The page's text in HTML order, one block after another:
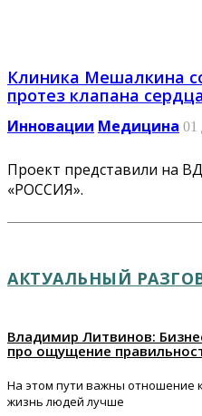
Клиника Мешалкина
протез клапана
Инновации Медицина 01
Проект представили на
«РОССИЯ».
АКТУАЛЬНЫЙ
Владимир Литвинов:
про ощущение
На этом пути важны отношение
жизнь людей лучше